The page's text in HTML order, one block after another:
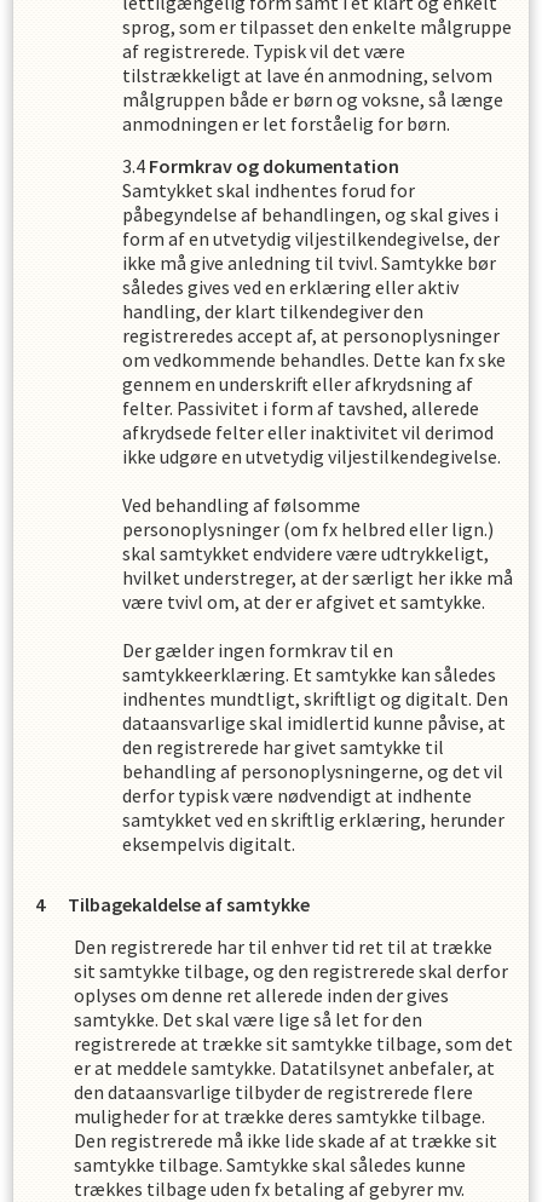
sprog, som er tilpasset den enkelte målgruppe
af registrerede. Typisk vil det være
tilstrækkeligt at lave én anmodning, selvom
målgruppen både er børn og voksne, så længe
anmodningen er let forståelig for børn.
Formkrav og dokumentation
Samtykket skal indhentes forud for
påbegyndelse af behandlingen, og skal gives i
form af en utvetydig viljestilkendegivelse, der
ikke må give anledning til tvivl. Samtykke bør
således gives ved en erklæring eller aktiv
handling, der klart tilkendegiver den
registreredes accept af, at personoplysninger
om vedkommende behandles. Dette kan fx ske
gennem en underskrift eller afkrydsning af
felter. Passivitet i form af tavshed, allerede
afkrydsede felter eller inaktivitet vil derimod
ikke udgøre en utvetydig viljestilkendegivelse.
Ved behandling af følsomme
personoplysninger (om fx helbred eller lign.)
skal samtykket endvidere være udtrykkeligt,
hvilket understreger, at der særligt her ikke må
være tvivl om, at der er afgivet et samtykke.
Der gælder ingen formkrav til en
samtykkeerklæring. Et samtykke kan således
indhentes mundtligt, skriftligt og digitalt. Den
dataansvarlige skal imidlertid kunne påvise, at
den registrerede har givet samtykke til
behandling af personoplysningerne, og det vil
derfor typisk være nødvendigt at indhente
samtykket ved en skriftlig erklæring, herunder
eksempelvis digitalt.
Tilbagekaldelse af samtykke
Den registrerede har til enhver tid ret til at trække
sit samtykke tilbage, og den registrerede skal derfor
oplyses om denne ret allerede inden der gives
samtykke. Det skal være lige så let for den
registrerede at trække sit samtykke tilbage, som det
er at meddele samtykke. Datatilsynet anbefaler, at
den dataansvarlige tilbyder de registrerede flere
muligheder for at trække deres samtykke tilbage.
Den registrerede må ikke lide skade af at trække sit
samtykke tilbage. Samtykke skal således kunne
trækkes tilbage uden fx betaling af gebyrer mv.